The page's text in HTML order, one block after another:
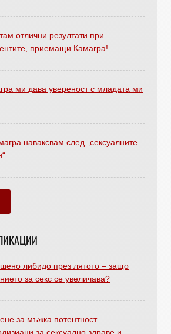
отлични резултати при
приемащи Камагра!
ми дава увереност с младата ми
наваксвам след „сексуалните
либидо през лятото – защо
за секс се увеличава?
за мъжка потентност –